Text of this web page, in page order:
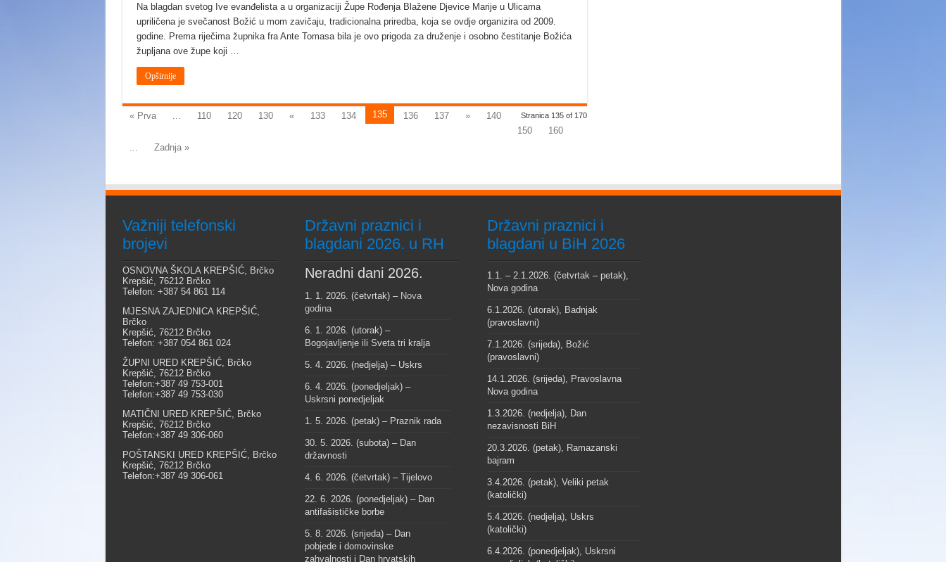
Na blagdan svetog Ive evanđelista a u organizaciji Župe Rođenja Blažene Djevice Marije u Ulicama
upriličena je svečanost Božić u mom zavičaju, tradicionalna priredba, koja se ovdje organizira od 2009.
godine. Prema riječima župnika fra Ante Tomasa bila je ovo prigoda za druženje i osobno čestitanje Božića
župljana ove župe koji …
Opširnije
Stranica 135 of 170
« Prva 110 120 130 « 133 134 135 136 137 »
140
150
160
Zadnja »
Važniji telefonski
brojevi
OSNOVNA ŠKOLA KREPŠIĆ, Brčko
Krepšić, 76212 Brčko
Telefon: +387 54 861 114
MJESNA ZAJEDNICA KREPŠIĆ,
Brčko
Krepšić, 76212 Brčko
Telefon: +387 054 861 024
ŽUPNI URED KREPŠIĆ, Brčko
Krepšić, 76212 Brčko
Telefon:+387 49 753-001
Telefon:+387 49 753-030
MATIČNI URED KREPŠIĆ, Brčko
Krepšić, 76212 Brčko
Telefon:+387 49 306-060
POŠTANSKI URED KREPŠIĆ, Brčko
Krepšić, 76212 Brčko
Telefon:+387 49 306-061
Državni praznici i
blagdani 2026. u RH
Neradni dani 2026.
1. 1. 2026. (četvrtak) – Nova
godina
6. 1. 2026. (utorak) –
Bogojavljenje ili Sveta tri kralja
5. 4. 2026. (nedjelja) – Uskrs
6. 4. 2026. (ponedjeljak) –
Uskrsni ponedjeljak
1. 5. 2026. (petak) – Praznik rada
30. 5. 2026. (subota) – Dan
državnosti
4. 6. 2026. (četvrtak) – Tijelovo
22. 6. 2026. (ponedjeljak) – Dan
antifašističke borbe
5. 8. 2026. (srijeda) – Dan
pobjede i domovinske
zahvalnosti i Dan hrvatskih
Državni praznici i
blagdani u BiH 2026
1.1. – 2.1.2026. (četvrtak – petak),
Nova godina
6.1.2026. (utorak), Badnjak
(pravoslavni)
7.1.2026. (srijeda), Božić
(pravoslavni)
14.1.2026. (srijeda), Pravoslavna
Nova godina
1.3.2026. (nedjelja), Dan
nezavisnosti BiH
20.3.2026. (petak), Ramazanski
bajram
3.4.2026. (petak), Veliki petak
(katolički)
5.4.2026. (nedjelja), Uskrs
(katolički)
6.4.2026. (ponedjeljak), Uskrsni